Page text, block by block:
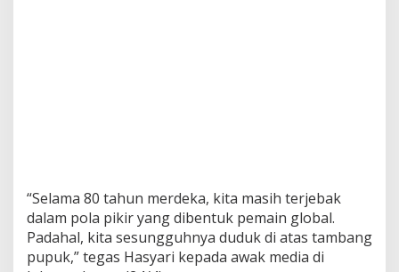
a
r
d
i
D
“Selama 80 tahun merdeka, kita masih terjebak
dalam pola pikir yang dibentuk pemain global.
Padahal, kita sesungguhnya duduk di atas tambang
pupuk,” tegas Hasyari kepada awak media di